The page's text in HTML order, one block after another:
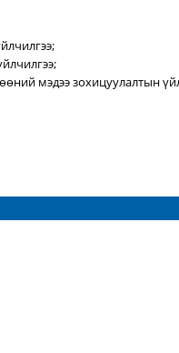
мэдээ зохицуулалтын